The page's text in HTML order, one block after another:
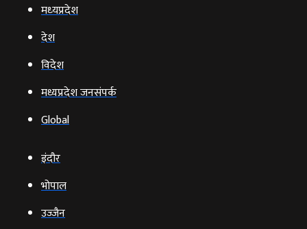
मध्‍यप्रदेश
देश
विदेश
मध्यप्रदेश जनसंपर्क
Global
इंदौर
भोपाल
उज्‍जैन